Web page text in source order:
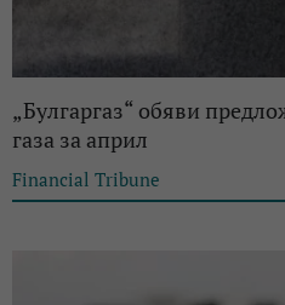
„Булгаргаз“ обяви
газа за април
Financial Tribune